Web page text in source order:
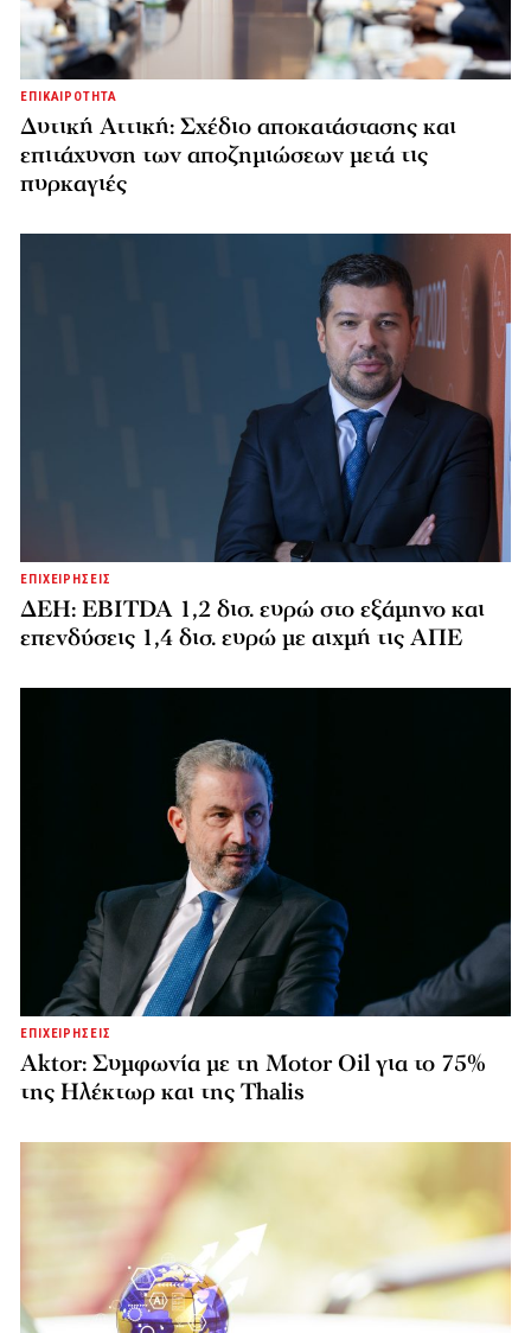
ΕΠΙΚΑΙΡΟΤΗΤΑ
Δυτική Αττική: Σχέδιο αποκατάστασης και
επιτάχυνση των αποζημιώσεων μετά τις
πυρκαγιές
ΕΠΙΧΕΙΡΗΣΕΙΣ
ΔΕΗ: EBITDA 1,2 δισ. ευρώ στο εξάμηνο και
επενδύσεις 1,4 δισ. ευρώ με αιχμή τις ΑΠΕ
ΕΠΙΧΕΙΡΗΣΕΙΣ
Aktor: Συμφωνία με τη Motor Oil για το 75%
της Ηλέκτωρ και της Thalis